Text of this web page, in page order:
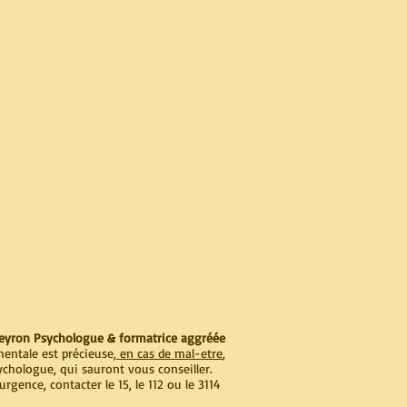
Psychologue & formatrice aggréée
est précieuse, en cas de mal-etre,
qui sauront vous conseiller.
contacter le 15, le 112 ou le 3114